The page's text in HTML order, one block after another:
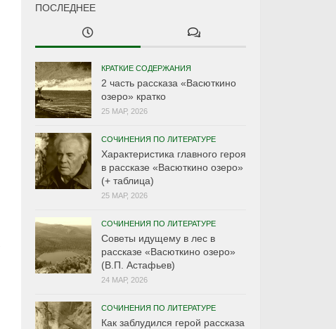
ПОСЛЕДНЕЕ
КРАТКИЕ СОДЕРЖАНИЯ
2 часть рассказа «Васюткино
озеро» кратко
25 МАР, 2026
СОЧИНЕНИЯ ПО ЛИТЕРАТУРЕ
Характеристика главного героя
в рассказе «Васюткино озеро»
(+ таблица)
25 МАР, 2026
СОЧИНЕНИЯ ПО ЛИТЕРАТУРЕ
Советы идущему в лес в
рассказе «Васюткино озеро»
(В.П. Астафьев)
24 МАР, 2026
СОЧИНЕНИЯ ПО ЛИТЕРАТУРЕ
Как заблудился герой рассказа